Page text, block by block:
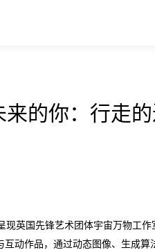
来的你：行走
现英国先锋艺术团体宇宙万物工
互动作品，通过动态图像、生成